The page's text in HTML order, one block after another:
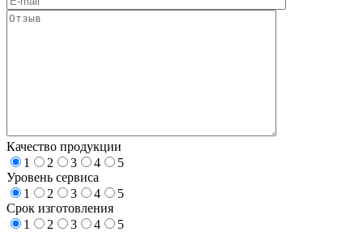
Качество продукции
1
2 3 4
5
Уровень сервиса
1
2 3 4
5
Срок изготовления
1
2 3 4
5